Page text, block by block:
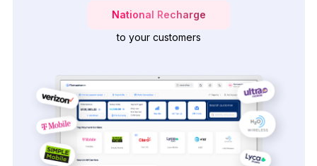
National Recharge
to your customers